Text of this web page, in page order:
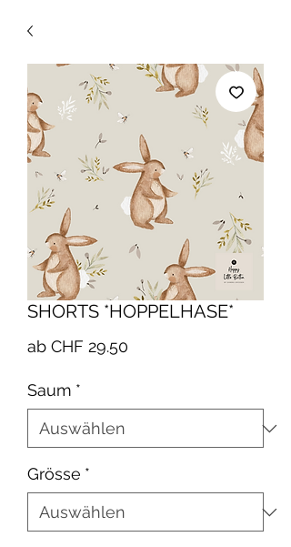
SHORTS *HOPPELHASE*
ab CHF 29.50
Saum *
Grösse *